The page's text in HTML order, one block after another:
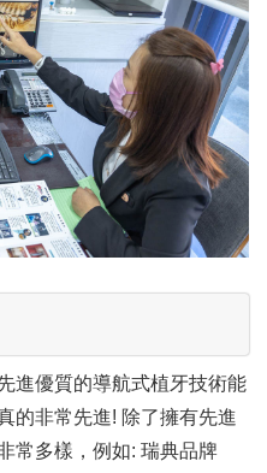
進優質的導航式植牙技術能
的非常先進! 除了擁有先進
常多樣，例如: 瑞典品牌